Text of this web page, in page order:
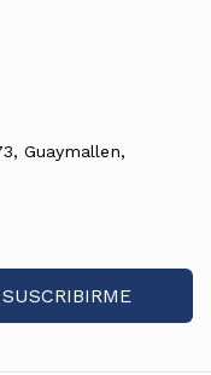
Guaymallen,
SUSCRIBIRME